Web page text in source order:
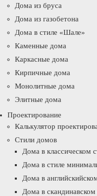
Дома из бруса
Дома из газобетона
Дома в стиле «Шале»
Каменные дома
Каркасные дома
Кирпичные дома
Монолитные дома
Элитные дома
Проектирование
Калькулятор
Стили домов
Дома в классическом
Дома в стиле
Дома в
Дома в скандинавском